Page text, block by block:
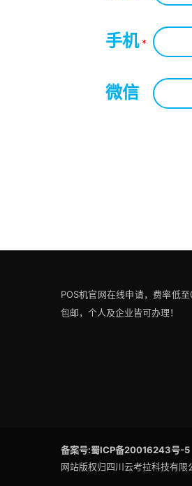
手机*
微信
POS机官网在线申请，费率低
包邮，个人及企业皆可办理！
备案号:蜀ICP备20016243号-5
网站版权归四川云考拉科技有限